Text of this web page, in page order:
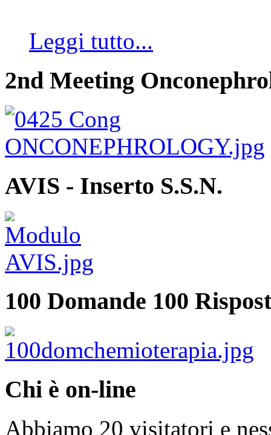
Leggi tutto...
2nd Meeting
AVIS - Inserto S.S.N.
100 Domande 100
Chi è on-line
Abbiamo 20 visitatori e